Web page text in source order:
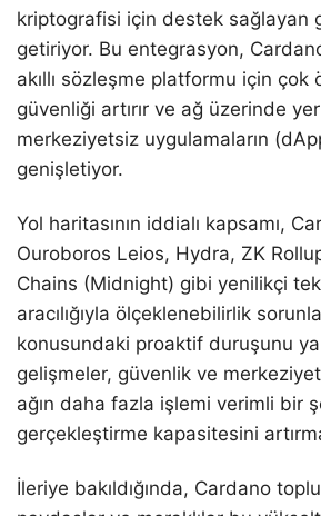
kriptografisi için destek sağlayan
getiriyor. Bu entegrasyon,
akıllı sözleşme platformu için çok
güvenliği artırır ve ağ üzerinde
merkeziyetsiz uygulamaların
genişletiyor.
Yol haritasının iddialı kapsamı,
Ouroboros Leios, Hydra, ZK
Chains (Midnight) gibi yenilikçi
aracılığıyla ölçeklenebilirlik
konusundaki proaktif duruşunu
gelişmeler, güvenlik ve
ağın daha fazla işlemi verimli bir
gerçekleştirme kapasitesini
İleriye bakıldığında, Cardano